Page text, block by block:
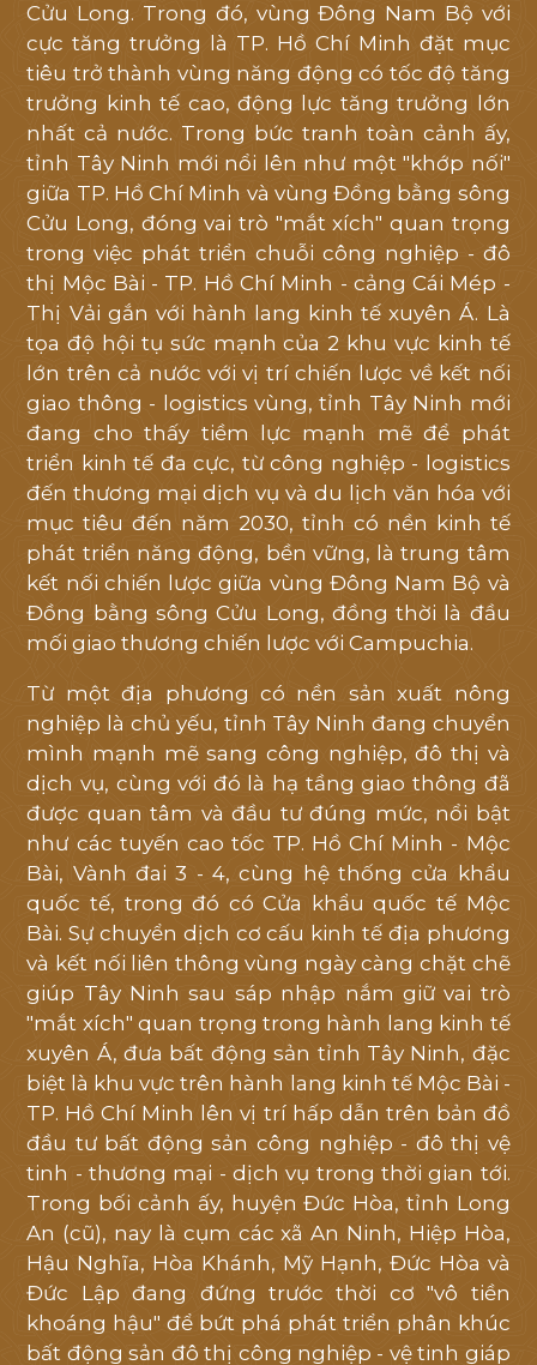
Cửu Long. Trong đó, vùng Đông Nam Bộ với
cực tăng trưởng là TP. Hồ Chí Minh đặt mục
tiêu trở thành vùng năng động có tốc độ tăng
trưởng kinh tế cao, động lực tăng trưởng lớn
nhất cả nước. Trong bức tranh toàn cảnh ấy,
tỉnh Tây Ninh mới nổi lên như một "khớp nối"
giữa TP. Hồ Chí Minh và vùng Đồng bằng sông
Cửu Long, đóng vai trò "mắt xích" quan trọng
trong việc phát triển chuỗi công nghiệp - đô
thị Mộc Bài - TP. Hồ Chí Minh - cảng Cái Mép -
Thị Vải gắn với hành lang kinh tế xuyên Á. Là
tọa độ hội tụ sức mạnh của 2 khu vực kinh tế
lớn trên cả nước với vị trí chiến lược về kết nối
giao thông - logistics vùng, tỉnh Tây Ninh mới
đang cho thấy tiềm lực mạnh mẽ để phát
triển kinh tế đa cực, từ công nghiệp - logistics
đến thương mại dịch vụ và du lịch văn hóa với
mục tiêu đến năm 2030, tỉnh có nền kinh tế
phát triển năng động, bền vững, là trung tâm
kết nối chiến lược giữa vùng Đông Nam Bộ và
Đồng bằng sông Cửu Long, đồng thời là đầu
mối giao thương chiến lược với Campuchia.
Từ một địa phương có nền sản xuất nông
nghiệp là chủ yếu, tỉnh Tây Ninh đang chuyển
mình mạnh mẽ sang công nghiệp, đô thị và
dịch vụ, cùng với đó là hạ tầng giao thông đã
được quan tâm và đầu tư đúng mức, nổi bật
như các tuyến cao tốc TP. Hồ Chí Minh - Mộc
Bài, Vành đai 3 - 4, cùng hệ thống cửa khẩu
quốc tế, trong đó có Cửa khẩu quốc tế Mộc
Bài. Sự chuyển dịch cơ cấu kinh tế địa phương
và kết nối liên thông vùng ngày càng chặt chẽ
giúp Tây Ninh sau sáp nhập nắm giữ vai trò
"mắt xích" quan trọng trong hành lang kinh tế
xuyên Á, đưa bất động sản tỉnh Tây Ninh, đặc
biệt là khu vực trên hành lang kinh tế Mộc Bài -
TP. Hồ Chí Minh lên vị trí hấp dẫn trên bản đồ
đầu tư bất động sản công nghiệp - đô thị vệ
tinh - thương mại - dịch vụ trong thời gian tới.
Trong bối cảnh ấy, huyện Đức Hòa, tỉnh Long
An (cũ), nay là cụm các xã An Ninh, Hiệp Hòa,
Hậu Nghĩa, Hòa Khánh, Mỹ Hạnh, Đức Hòa và
Đức Lập đang đứng trước thời cơ "vô tiền
khoáng hậu" để bứt phá phát triển phân khúc
bất động sản đô thị công nghiệp - vệ tinh giáp
trợ
tốt
nhất